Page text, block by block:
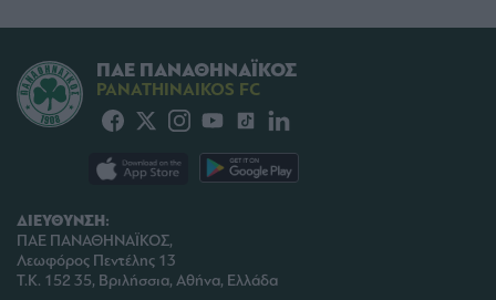
ΔΙΕΥΘΥΝΣΗ:
ΠΑΕ ΠΑΝΑΘΗΝΑΪΚΟΣ,
Λεωφόρος Πεντέλης 13
Τ.Κ. 152 35, Βριλήσσια, Αθήνα, Ελλάδα
ΠΑΕ ΠΑΝΑΘΗΝΑΪΚΟΣ
PANATHINAIKOS FC